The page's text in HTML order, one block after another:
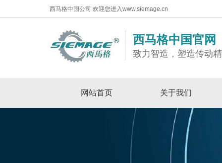
西马格中国公司 欢迎您进入www.siemage.cn
西马格中国官网
致力智造，塑造传动
网站首页 关于我们